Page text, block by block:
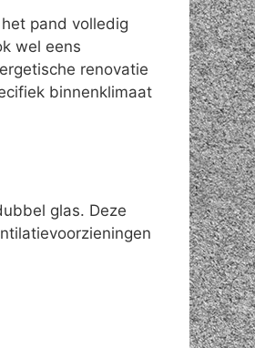
pand volledig
wel eens
renovatie
binnenklimaat
glas. Deze